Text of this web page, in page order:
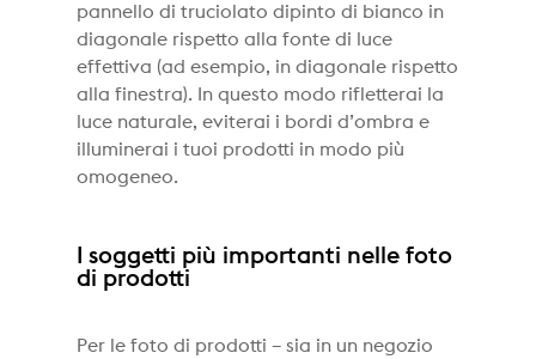
pannello di truciolato dipinto di bianco in
diagonale rispetto alla fonte di luce
effettiva (ad esempio, in diagonale rispetto
alla finestra). In questo modo rifletterai la
luce naturale, eviterai i bordi d’ombra e
illuminerai i tuoi prodotti in modo più
omogeneo.
I soggetti più importanti nelle foto
di prodotti
Per le foto di prodotti – sia in un negozio